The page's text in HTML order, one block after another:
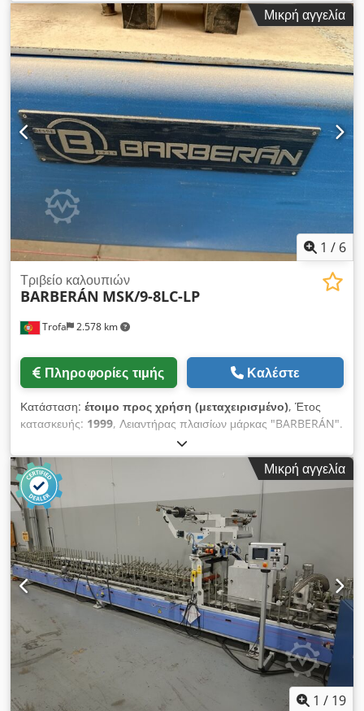
1. Barberan roller coater Crjdpfxovcmi Ee Akvjf 2.
Αντίστροφη επίστρωση με ρολό Barberan 3. Στεγνωτήρας
σωλήνων UV 1 4. Barberan roller coater 5. Στεγνωτήρας
σωλήνων UV 2 6. Μηχανή λείανσης DMC . 7. Μηχανή
βούρτσας . 8. Μηχανή επικάλυψης με κύλινδρο Barberan 9.
Στεγνωτήρας σωλήνων UV 2 10. Συσκευή επικάλυψης με
κύλινδρο Burkle 11. Στεγνωτήρας σωλήνων UV 2
Μικρή αγγελία
1 / 6
Trofa 2.578 km
Τριβείο καλουπιών
BARBERÁN MSK/9-8LC-LP
Πληροφορίες τιμής Καλέστε
Κατάσταση: έτοιμο προς χρήση (μεταχειρισμένο), Έτος
κατασκευής: 1999, Λειαντήρας πλαισίων μάρκας "BARBERÁN".
Μικρή αγγελία
1 / 19